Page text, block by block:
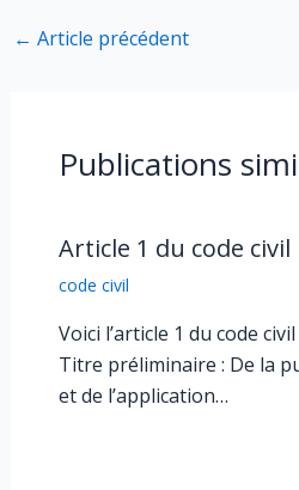
← Article précédent
Publications
Article 1 du code civil
code civil
Voici l’article 1 du code
Titre préliminaire : De la
et de l’application…